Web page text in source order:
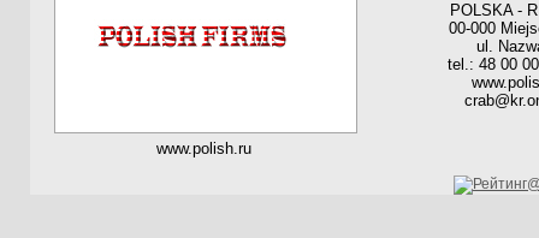
POLSKA -
00-000
ul.
tel.: 48 00
www.polish.ru